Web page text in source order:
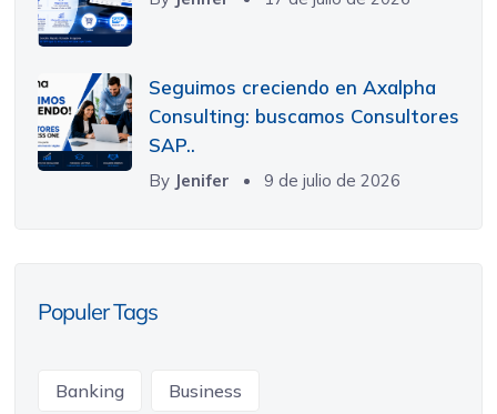
Seguimos creciendo en Axalpha
Consulting: buscamos Consultores
SAP..
By Jenifer 9 de julio de 2026
Populer Tags
Banking Business